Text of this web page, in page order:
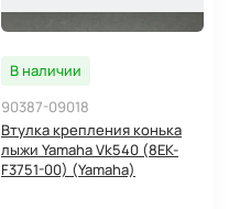
В наличии
90387-09018
Втулка крепления конька
лыжи Yamaha Vk540 (8EK-
F3751-00) (Yamaha)